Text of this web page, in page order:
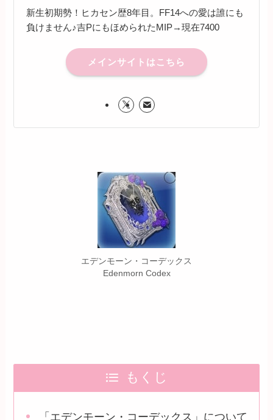
新生初期勢！ヒカセン歴8年目。FF14への愛は誰にも
負けません♪吉PにもほめられたMIP→現在7400
メインサイトはこちら
エデンモーン・コーデックス
Edenmorn Codex
もくじ
「エデンモーン・コーデックス」について